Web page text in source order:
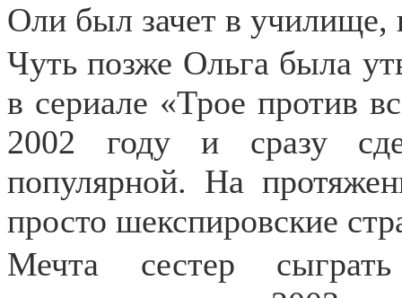
Оли был зачет в училище,
Чуть позже Ольга была
в сериале «Трое против
2002 году и сразу
популярной. На
просто шекспировские
Мечта сестер